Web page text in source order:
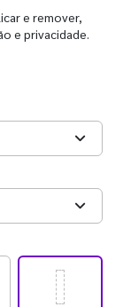
e remover,
e privacidade.